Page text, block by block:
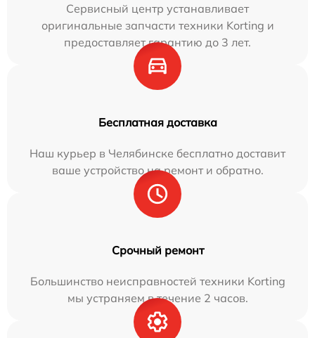
Сервисный центр устанавливает
оригинальные запчасти техники Korting и
предоставляет гарантию до 3 лет.
Бесплатная доставка
Наш курьер в Челябинске бесплатно доставит
ваше устройство на ремонт и обратно.
Срочный ремонт
Большинство неисправностей техники Korting
мы устраняем в течение 2 часов.